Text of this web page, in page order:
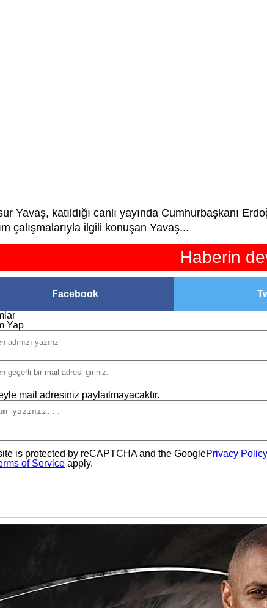
Yavaş, katıldığı canlı yayında Cumhurbaşkanı
çalışmalarıyla ilgili konuşan Yavaş...
Haberin
Facebook
Yap
mail adresiniz paylaılmayacaktır.
is protected by reCAPTCHA and the GooglePrivacy Policy
of Service apply.